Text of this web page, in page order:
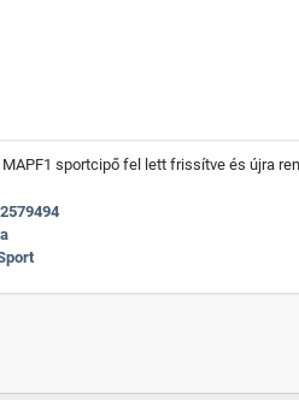
sportcipő fel lett frissítve és újra